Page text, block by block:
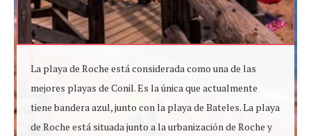
La playa de Roche está considerada como una de las
mejores playas de Conil. Es la única que actualmente
tiene bandera azul, junto con la playa de Bateles. La playa
de Roche está situada junto a la urbanización de Roche y